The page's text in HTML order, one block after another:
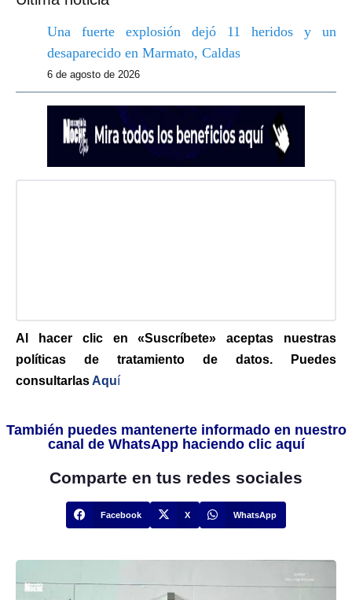
Una fuerte explosión dejó 11 heridos y un
desaparecido en Marmato, Caldas
6 de agosto de 2026
Al hacer clic en «Suscríbete» aceptas nuestras
políticas de tratamiento de datos. Puedes
consultarlas Aquí
También puedes mantenerte informado en nuestro
canal de WhatsApp haciendo clic aquí
Comparte en tus redes sociales
Facebook X WhatsApp